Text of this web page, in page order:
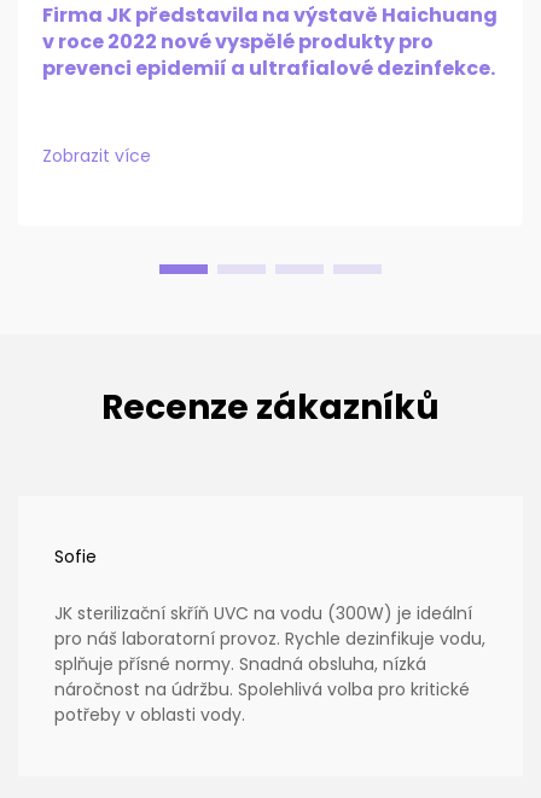
Firma JK představila na výstavě Haichuang
v roce 2022 nové vyspělé produkty pro
prevenci epidemií a ultrafialové dezinfekce.
Zobrazit více
Recenze zákazníků
Sofie
JK sterilizační skříň UVC na vodu (300W) je ideální
pro náš laboratorní provoz. Rychle dezinfikuje vodu,
splňuje přísné normy. Snadná obsluha, nízká
náročnost na údržbu. Spolehlivá volba pro kritické
potřeby v oblasti vody.